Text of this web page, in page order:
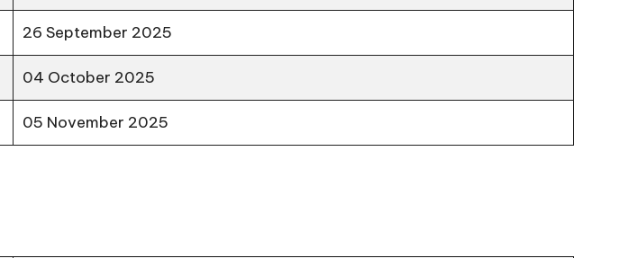
26 September 2025
04 October 2025
05 November 2025